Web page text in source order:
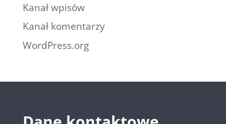
Kanał wpisów
Kanał komentarzy
WordPress.org